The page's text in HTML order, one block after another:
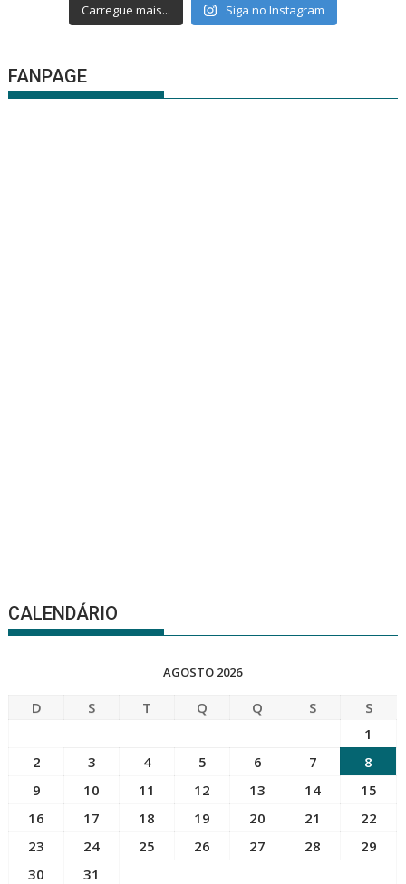
Carregue mais... Siga no Instagram
FANPAGE
CALENDÁRIO
AGOSTO 2026
D S T Q Q S
S
1
2
3 4 5 6 7
8
9
10 11 12 13 14
15
16
17 18 19 20 21
22
23
24 25 26 27 28
29
30
31